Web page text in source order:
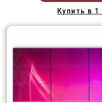
Купить в 1